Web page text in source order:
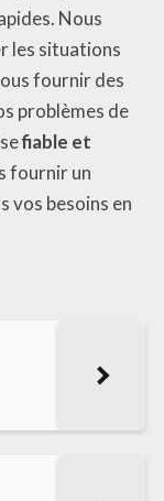
Nous
les situations
fournir des
problèmes de
fiable et
fournir un
vos besoins en